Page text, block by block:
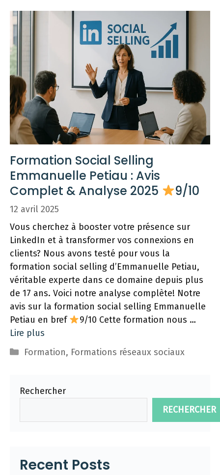
Formation Social Selling
Emmanuelle Petiau : Avis
Complet & Analyse 2025
9/10
12 avril 2025
Vous cherchez à booster votre présence sur
LinkedIn et à transformer vos connexions en
clients? Nous avons testé pour vous la
formation social selling d’Emmanuelle Petiau,
véritable experte dans ce domaine depuis plus
de 17 ans. Voici notre analyse complète! Notre
avis sur la formation social selling Emmanuelle
Petiau en bref
9/10 Cette formation nous …
Lire plus
Catégories
Formation, Formations réseaux sociaux
Rechercher
RECHERCHER
Recent Posts